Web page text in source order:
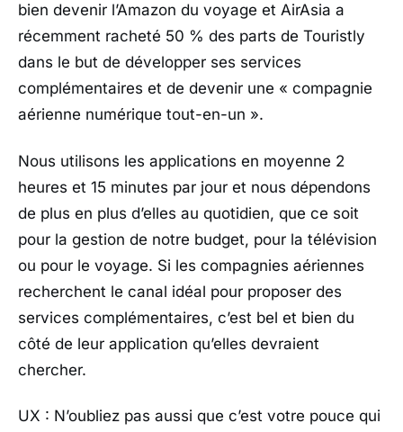
bien devenir l’Amazon du voyage et AirAsia a
récemment racheté 50 % des parts de Touristly
dans le but de développer ses services
complémentaires et de devenir une « compagnie
aérienne numérique tout-en-un ».
Nous utilisons les applications en moyenne 2
heures et 15 minutes par jour et nous dépendons
de plus en plus d’elles au quotidien, que ce soit
pour la gestion de notre budget, pour la télévision
ou pour le voyage. Si les compagnies aériennes
recherchent le canal idéal pour proposer des
services complémentaires, c’est bel et bien du
côté de leur application qu’elles devraient
chercher.
UX : N’oubliez pas aussi que c’est votre pouce qui